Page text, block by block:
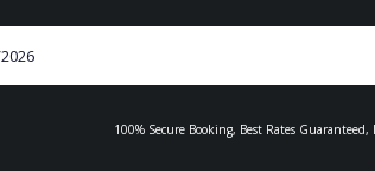
100% Secure Booking, Best Rates